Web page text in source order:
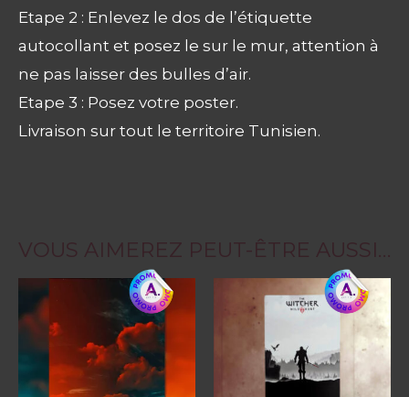
Etape 2 : Enlevez le dos de l’étiquette
autocollant et posez le sur le mur, attention à
ne pas laisser des bulles d’air.
Etape 3 : Posez votre poster.
Livraison sur tout le territoire Tunisien.
VOUS AIMEREZ PEUT-ÊTRE AUSSI…
Ce
produit
a